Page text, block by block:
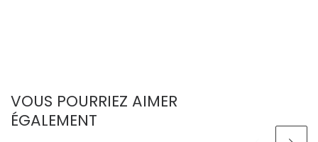
VOUS POURRIEZ AIMER
ÉGALEMENT